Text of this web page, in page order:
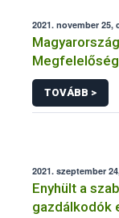
2021. november 25,
TOVÁBB >
2021. szeptember
Enyhült a
gazdálkodók